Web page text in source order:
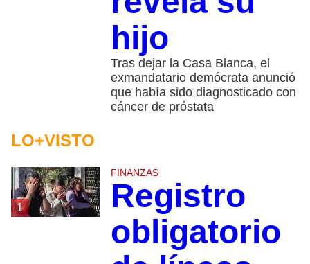
hijo
Tras dejar la Casa Blanca, el
exmandatario demócrata anunció
que había sido diagnosticado con
cáncer de próstata
LO+VISTO
1
FINANZAS
Registro
obligatorio